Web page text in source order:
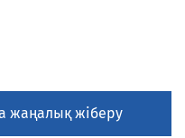
жаңалық жіберу